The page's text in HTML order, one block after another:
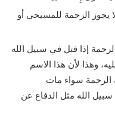
يجوز الرحمة للمسيحي أو
إذا قتل في سبيل الله
وهذا لأن هذا الاسم
سواء مات
الله مثل الدفاع عن